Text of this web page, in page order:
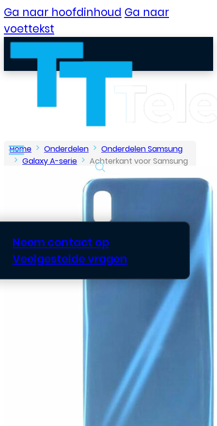
Ga naar hoofdinhoud Ga naar
voettekst
Klantenservice
Neem contact op
Veelgestelde vragen
Home Onderdelen
Onderdelen Samsung
Galaxy A-serie
Achterkant voor Samsung